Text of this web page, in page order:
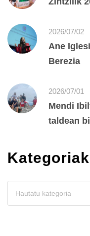
2026/07/02
Ane
Berezia
2026/07/01
Mendi
taldean
Kategoriak